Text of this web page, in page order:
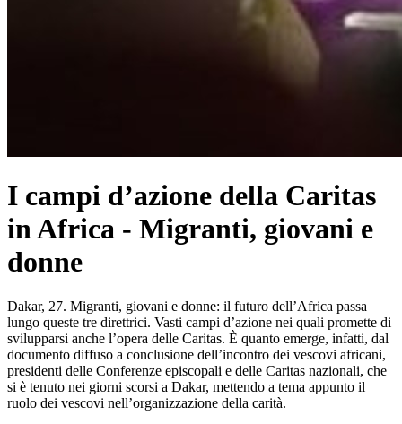
I campi d’azione della Caritas
in Africa - Migranti, giovani e
donne
Dakar, 27. Migranti, giovani e donne: il futuro dell’Africa passa
lungo queste tre direttrici. Vasti campi d’azione nei quali promette di
svilupparsi anche l’opera delle Caritas. È quanto emerge, infatti, dal
documento diffuso a conclusione dell’incontro dei vescovi africani,
presidenti delle Conferenze episcopali e delle Caritas nazionali, che
si è tenuto nei giorni scorsi a Dakar, mettendo a tema appunto il
ruolo dei vescovi nell’organizzazione della carità.